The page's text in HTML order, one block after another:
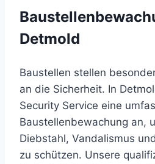
Detmold
Baustellen stellen
an die Sicherheit. In
Security Service eine
Baustellenbewachung an,
Diebstahl, Vandalismus und
zu schützen. Unsere